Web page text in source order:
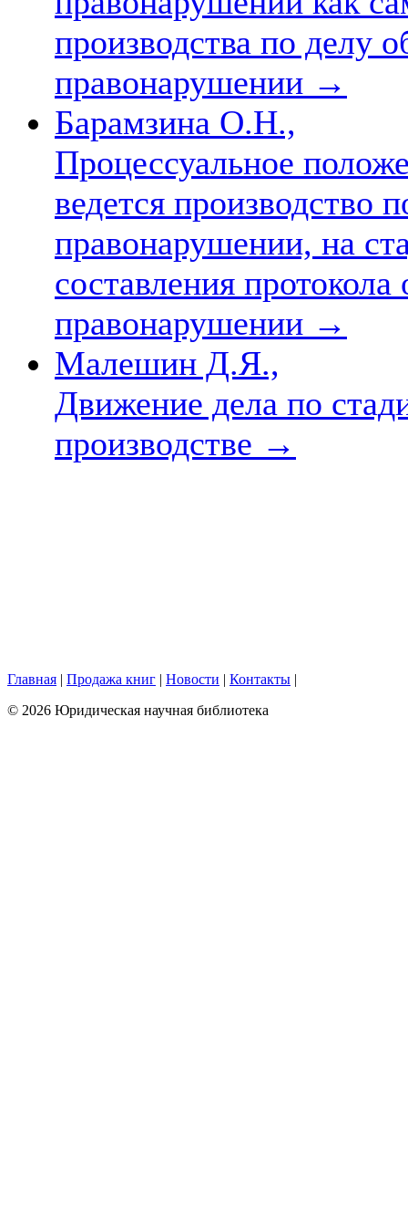
производства по делу
правонарушении →
Барамзина О.Н.,
Процессуальное
ведется производство
правонарушении, на
составления
правонарушении →
Малешин Д.Я.,
Движение дела по
производстве →
Главная | Продажа книг | Новости | Контакты |
© 2026 Юридическая научная библиотека